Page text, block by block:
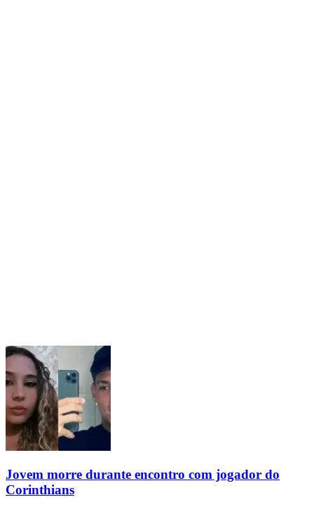
Jovem morre durante encontro com jogador do
Corinthians